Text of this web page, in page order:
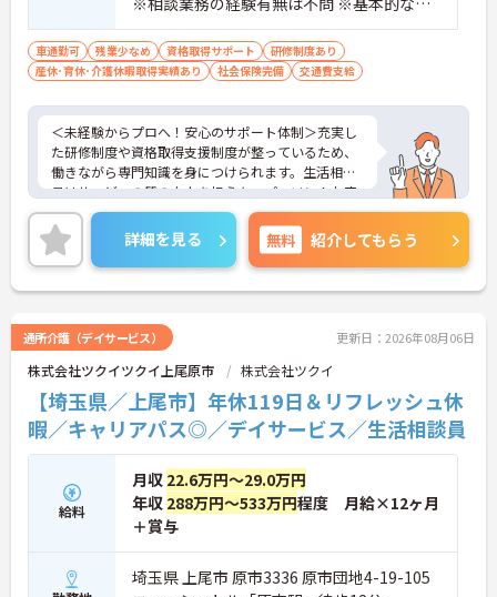
ソコン操作スキル必須
車通勤可 残業少なめ 資格取得サポート
研修制度あり
産休･育休･介護休暇取得実績あり
社会保険完備 交通費支給
＜未経験からプロへ！安心のサポート体制＞充実し
た研修制度や資格取得支援制度が整っているため、
働きながら専門知識を身につけられます。生活相談
員はサービスの質の向上を担うキーパーソン！お客
様やご家族との関わりを通じて、自分自身の人間性
も磨いていけるやりがいのあるお仕事です。
＜夜勤なしでプライベートも充実！柔軟な働き方＞
勤務曜日は相談可能♪ライフスタイルに合わせた働
き方が可能です。産休・育休制度も整っており、長
詳細を見る 無料 紹介してもらう
通所介護（デイサービス） 更新日：2026年08月06日
株式会社ツクイツクイ上尾原市 株式会社ツクイ
【埼玉県／上尾市】年休119日＆リフレッシュ休
暇／キャリアパス◎／デイサービス／生活相談員
給料
月収 22.6万円～29.0万円
年収 288万円～533万円程度 月給×12ヶ月
＋賞与
埼玉県 上尾市 原市3336 原市団地4-19-105